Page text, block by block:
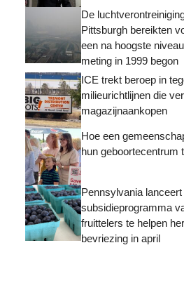
De
Pittsburgh bereikten
een na hoogste
meting in 1999 begon
ICE trekt beroep in
milieurichtlijnen die
magazijnaankopen
Hoe een
hun geboortecentrum
Pennsylvania lanceert
subsidieprogramma
fruittelers te helpen
bevriezing in april